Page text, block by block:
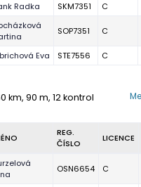
Radka SKM7351 C
SOP7351 C
Eva STE7556 C
km, 90 m, 12 kontrol
REG.
ČÍSLO
LICENCE
OSN6654 C